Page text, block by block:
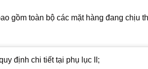
gồm toàn bộ các mặt hàng đang chịu
định chi tiết tại phụ lục II;